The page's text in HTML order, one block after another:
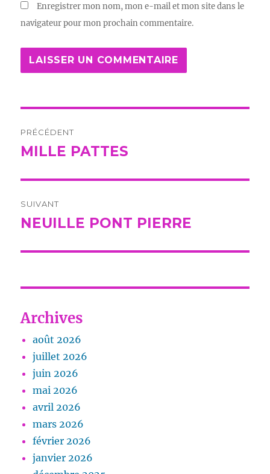
Enregistrer mon nom, mon e-mail et mon site dans le
navigateur pour mon prochain commentaire.
de
PRÉCÉDENT
Publication
MILLE PATTES
SUIVANT
Publication
NEUILLE PONT PIERRE
Archives
août 2026
juillet 2026
juin 2026
mai 2026
avril 2026
mars 2026
février 2026
janvier 2026